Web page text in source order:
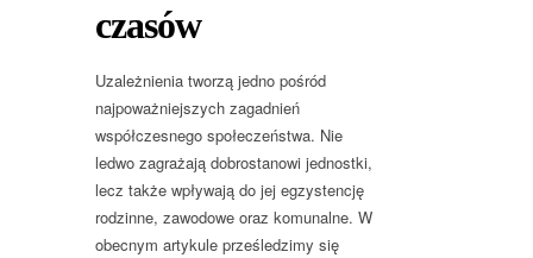
czasów
Uzależnienia tworzą jedno pośród
najpoważniejszych zagadnień
współczesnego społeczeństwa. Nie
ledwo zagrażają dobrostanowi jednostki,
lecz także wpływają do jej egzystencję
rodzinne, zawodowe oraz komunalne. W
obecnym artykule prześledzimy się